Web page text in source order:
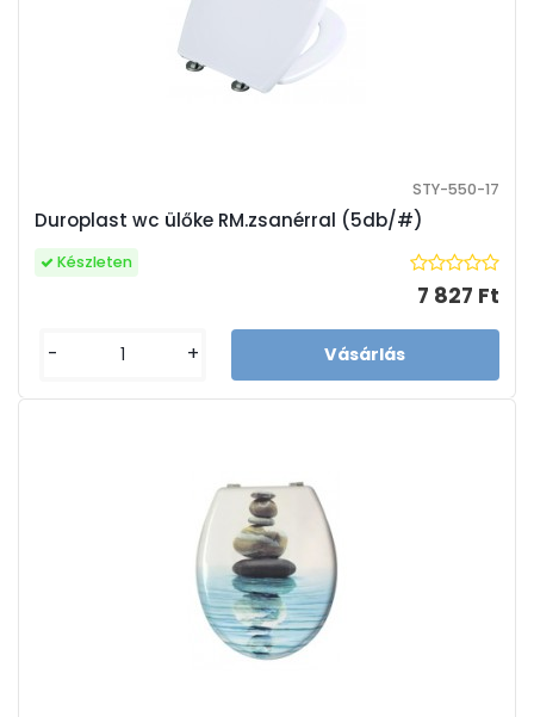
Duroplast wc ülőke RM.zsanérral (5db/#)
STY-550-17
7 827 Ft
Készleten
- +